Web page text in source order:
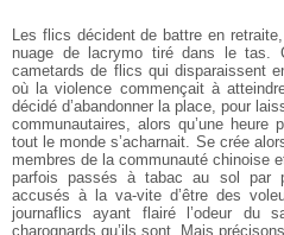
Les flics décident de battre en
nuage de lacrymo tiré dans le tas.
cametards de flics qui disparaissent
où la violence commençait à
décidé d’abandonner la place, pour
communautaires, alors qu’une
tout le monde s’acharnait. Se crée
membres de la communauté chinoise
parfois passés à tabac au sol par
accusés à la va-vite d’être des
journaflics ayant flairé l’odeur du
charognards qu’ils sont. Mais